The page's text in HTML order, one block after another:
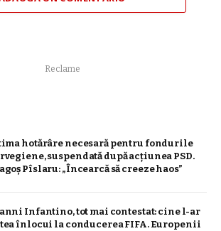
Reclame
hotărâre necesară pentru fondurile
suspendată după acțiunea PSD.
Pîslaru: „Încearcă să creeze haos”
Infantino, tot mai contestat: cine l-ar
înlocui la conducerea FIFA. Europenii